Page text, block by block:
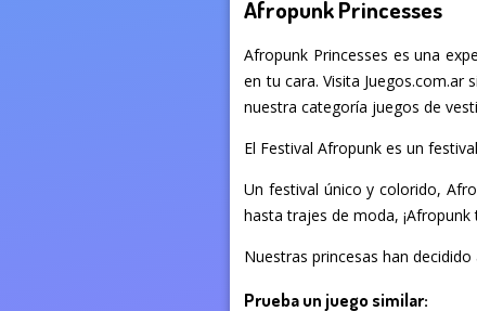
Afropunk Princesses
Afropunk Princesses es una
en tu cara. Visita
nuestra categoría juegos de
El Festival Afropunk es un
Un festival único y colorido,
hasta trajes de moda,
Nuestras princesas han
Prueba un juego similar: